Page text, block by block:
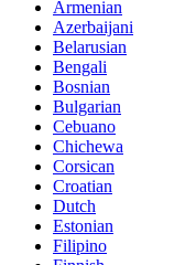
Armenian
Azerbaijani
Belarusian
Bengali
Bosnian
Bulgarian
Cebuano
Chichewa
Corsican
Croatian
Dutch
Estonian
Filipino